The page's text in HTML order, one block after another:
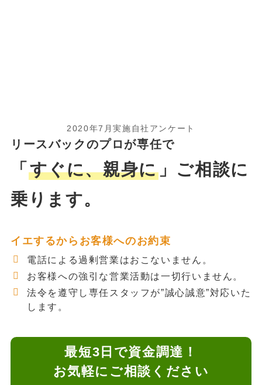
2020年7月実施自社アンケート
リースバックのプロが専任で
「 すぐに、親身に」ご相談に
乗ります。
イエするからお客様へのお約束
電話による過剰営業はおこないません。
お客様への強引な営業活動は一切行いません。
法令を遵守し専任スタッフが”誠心誠意”対応いた
します。
最短3日で資金調達！
お気軽にご相談ください